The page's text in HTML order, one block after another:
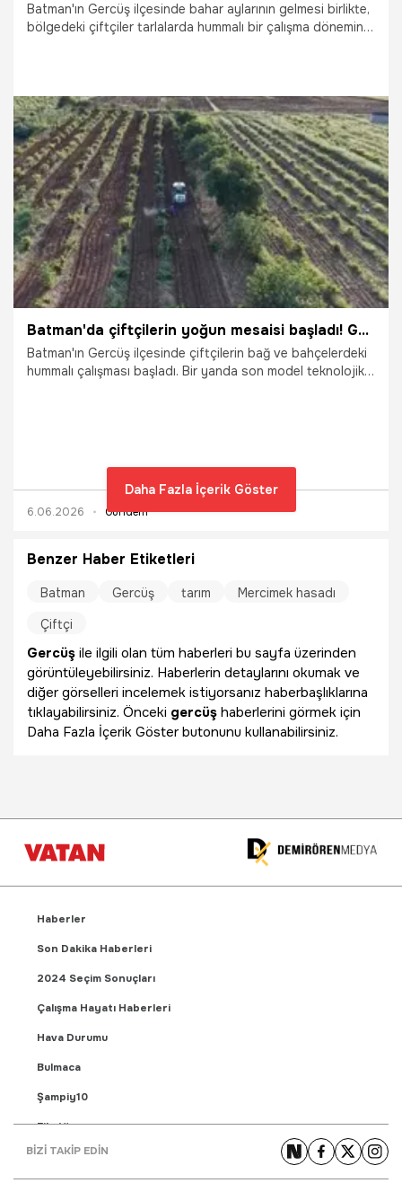
Batman'ın Gercüş ilçesinde bahar aylarının gelmesi birlikte,
bölgedeki çiftçiler tarlalarda hummalı bir çalışma dönemine
6.06.2026 Vatan TV
Batman'da çiftçilerin yoğun mesaisi başladı! Günün ilk ışıklarıyla tarlalara akın ettiler
Batman'ın Gercüş ilçesinde çiftçilerin bağ ve bahçelerdeki
hummalı çalışması başladı. Bir yanda son model teknolojik
6.06.2026 Gündem
Daha Fazla İçerik Göster
Benzer Haber Etiketleri
Batman Gercüş tarım
Mercimek hasadı
Çiftçi
Gercüş ile ilgili olan tüm haberleri bu sayfa üzerinden
görüntüleyebilirsiniz. Haberlerin detaylarını okumak ve
diğer görselleri incelemek istiyorsanız haberbaşlıklarına
tıklayabilirsiniz. Önceki gercüş haberlerini görmek için
Daha Fazla İçerik Göster butonunu kullanabilirsiniz.
Haberler
Son Dakika Haberleri
2024 Seçim Sonuçları
Çalışma Hayatı Haberleri
Hava Durumu
Bulmaca
Şampiy10
Fikstür
Puan Durumu
BİZİ TAKİP EDİN